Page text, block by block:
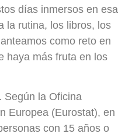
días inmersos en esa
la rutina, los libros, los
como reto en
haya más fruta en los
Según la Oficina
Europea (Eurostat), en
con 15 años o